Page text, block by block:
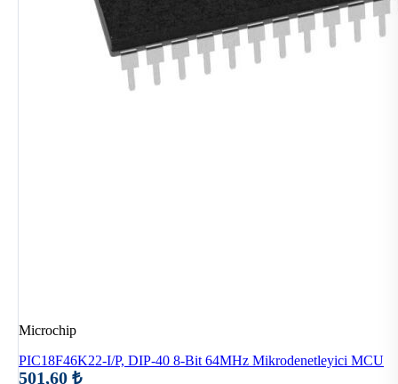
Microchip
PIC18F46K22-I/P, DIP-40 8-Bit 64MHz Mikrodenetleyici MCU
501,60 ₺